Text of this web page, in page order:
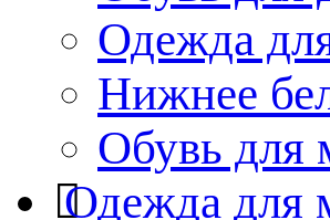
Одежда
Нижнее
Обувь для
Одежда для